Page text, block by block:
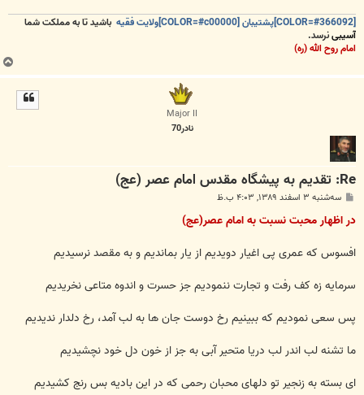
باشید تا به مملکت شما
آسیبینرسد.
امام روح الله (ره)
ب
ا
Major II
نادر70
Re: تقدیم به پیشگاه مقدس امام عصر (عج)
پ
ت
سه‌شنبه ۳ اسفند ۱۳۸۹, ۴:۰۳ ب.ظ
در اظهار محبت نسبت به امام عصر(عج)
افسوس که عمری پی اغیار دویدیم از یار بماندیم و به مقصد نرسیدیم
سرمایه زه کف رفت و تجارت ننمودیم جز حسرت و اندوه متاعی نخریدیم
پس سعی نمودیم که ببینیم رخ دوست جان ها به لب آمد، رخ دلدار ندیدیم
ما تشنه لب اندر لب دریا متحیر آبی به جز از خون دل خود نچشیدیم
ای بسته به زنجیر تو دلهای محبان رحمی که در این بادیه بس رنج کشیدیم